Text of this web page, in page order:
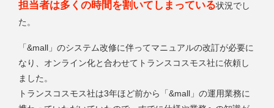
担当者は多くの時間を割いてしまっている状況でし
た。
「&mall」のシステム改修に伴ってマニュアルの改訂が必要に
なり、オンライン化と合わせてトランスコスモス社に依頼し
ました。
トランスコスモス社は3年ほど前から「&mall」の運用業務に